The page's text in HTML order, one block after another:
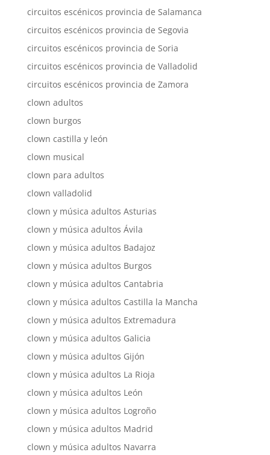
circuitos escénicos provincia de Salamanca
circuitos escénicos provincia de Segovia
circuitos escénicos provincia de Soria
circuitos escénicos provincia de Valladolid
circuitos escénicos provincia de Zamora
clown adultos
clown burgos
clown castilla y león
clown musical
clown para adultos
clown valladolid
clown y música adultos Asturias
clown y música adultos Ávila
clown y música adultos Badajoz
clown y música adultos Burgos
clown y música adultos Cantabria
clown y música adultos Castilla la Mancha
clown y música adultos Extremadura
clown y música adultos Galicia
clown y música adultos Gijón
clown y música adultos La Rioja
clown y música adultos León
clown y música adultos Logroño
clown y música adultos Madrid
clown y música adultos Navarra